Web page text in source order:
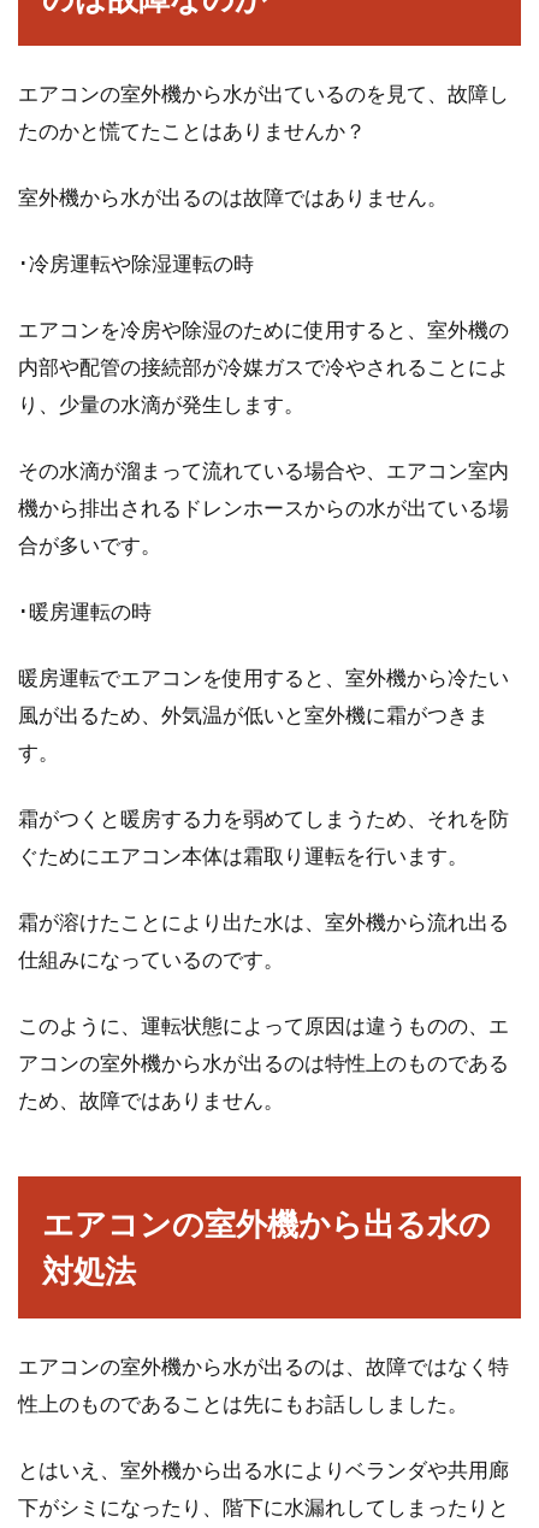
つか...
因と対策とは？
冬になると、「家が寒い」と感じることはない
のような...
作りに砂利を活用する方法
魅力的な木造三階建てに住みたい！
屋や二階建てです。三階建ての一般住宅はこれ
らに比べ...
サイディング外壁はビスが懸念材料
最近人気のサイディング外壁は、種類も豊富に
あり、選ぶ楽しさも魅力ですよね。一方、他の
分譲マンションの騒音あるある、上
棲家として購入するものです。そんな新しい我
が家に入居...
サイディングの釘打ち部からヒビ
エアコンの室外機から水が出ているのを見て、故障し
たのかと慌てたことはありませんか？
室外機から水が出るのは故障ではありません。
･冷房運転や除湿運転の時
エアコンを冷房や除湿のために使用すると、室外機の
内部や配管の接続部が冷媒ガスで冷やされることによ
り、少量の水滴が発生します。
その水滴が溜まって流れている場合や、エアコン室内
機から排出されるドレンホースからの水が出ている場
合が多いです。
･暖房運転の時
暖房運転でエアコンを使用すると、室外機から冷たい
風が出るため、外気温が低いと室外機に霜がつきま
す。
霜がつくと暖房する力を弱めてしまうため、それを防
ぐためにエアコン本体は霜取り運転を行います。
霜が溶けたことにより出た水は、室外機から流れ出る
仕組みになっているのです。
このように、運転状態によって原因は違うものの、エ
アコンの室外機から水が出るのは特性上のものである
ため、故障ではありません。
エアコンの室外機から出る水の
対処法
エアコンの室外機から水が出るのは、故障ではなく特
性上のものであることは先にもお話ししました。
とはいえ、室外機から出る水によりベランダや共用廊
下がシミになったり、階下に水漏れしてしまったりと